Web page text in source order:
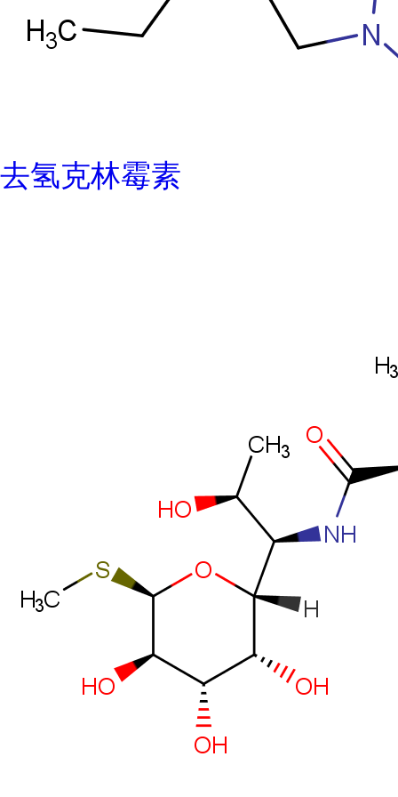
去氢克林霉素